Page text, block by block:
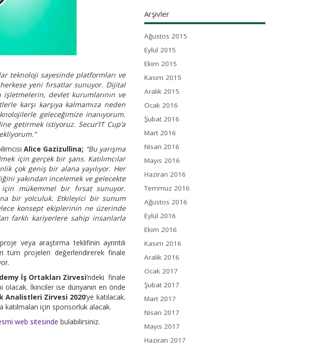
teknoloji sayesinde platformları ve
yeni fırsatlar sunuyor. Dijital
devlet kurumlarının ve
karşı karşıya kalmamıza neden
geleceğimize inanıyorum.
getirmek istiyoruz. Secur’IT Cup’a
Alice Gazizullina; “Bu yarışma
için gerçek bir şans. Katılımcılar
çok geniş bir alana yayılıyor. Her
yakından incelemek ve gelecekte
mükemmel bir fırsat sunuyor.
bir yolculuk. Etkileyici bir sunum
konsept ekiplerinin ne üzerinde
farklı kariyerlere sahip insanlarla
veya araştırma teklifinin ayrıntılı
tüm projeleri değerlendirerek finale
İş Ortakları Zirvesi’ndeki finale
olacak. İkinciler ise dünyanın en önde
Analistleri Zirvesi 2020’ye katılacak.
katılmaları için sponsorluk alacak.
web sitesinde bulabilirsiniz.
Arşivler
Ağustos 2015
Eylül 2015
Ekim 2015
Kasım 2015
Aralık 2015
Ocak 2016
Şubat 2016
Mart 2016
Nisan 2016
Mayıs 2016
Haziran 2016
Temmuz 2016
Ağustos 2016
Eylül 2016
Ekim 2016
Kasım 2016
Aralık 2016
Ocak 2017
Şubat 2017
Mart 2017
Nisan 2017
Mayıs 2017
Haziran 2017